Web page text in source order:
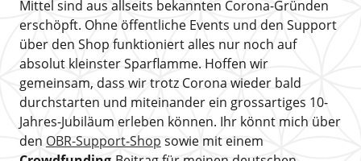
Mittel sind aus allseits bekannten Corona-Gründen
erschöpft. Ohne öffentliche Events und den Support
über den Shop funktioniert alles nur noch auf
absolut kleinster Sparflamme. Hoffen wir
gemeinsam, dass wir trotz Corona wieder bald
durchstarten und miteinander ein grossartiges 10-
Jahres-Jubiläum erleben können. Ihr könnt mich über
den OBR-Support-Shop sowie mit einem